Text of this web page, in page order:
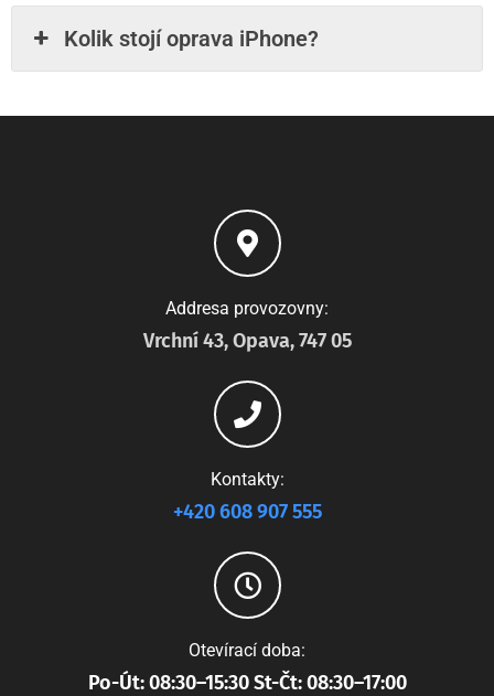
Kolik stojí oprava iPhone?
Addresa provozovny:
Vrchní 43, Opava, 747 05
Kontakty:
+420 608 907 555
Otevírací doba:
Po-Út: 08:30–15:30 St-Čt: 08:30–17:00